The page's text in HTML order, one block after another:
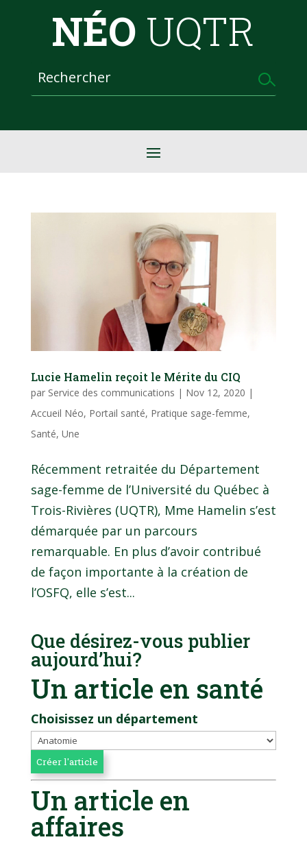
NÉO UQTR
Lucie Hamelin reçoit le Mérite du CIQ
par Service des communications | Nov 12, 2020 |
Accueil Néo, Portail santé, Pratique sage-femme,
Santé, Une
Récemment retraitée du Département
sage-femme de l’Université du Québec à
Trois-Rivières (UQTR), Mme Hamelin s’est
démarquée par un parcours
remarquable. En plus d’avoir contribué
de façon importante à la création de
l’OSFQ, elle s’est...
Que désirez-vous publier
aujourd’hui?
Un article en santé
Choisissez un département
Un article en
affaires